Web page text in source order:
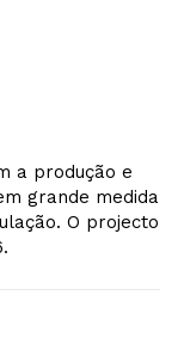
a produção e
grande medida
O projecto